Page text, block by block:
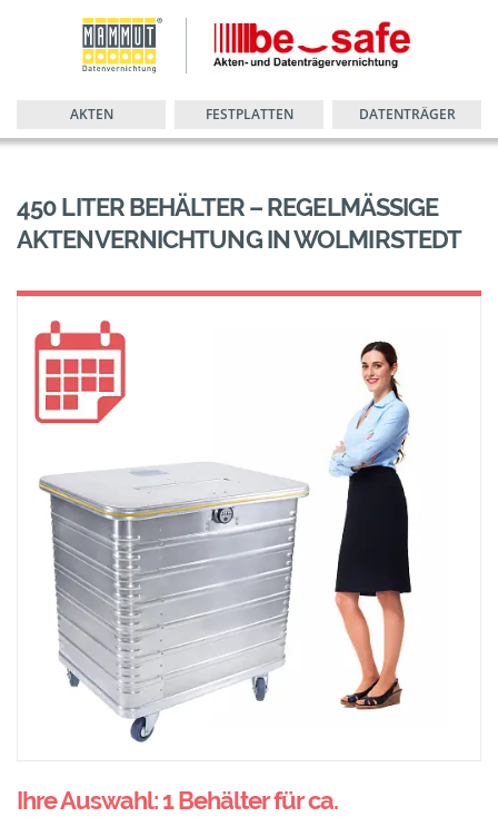
AKTEN FESTPLATTEN DATENTRÄGER
450 LITER BEHÄLTER – REGELMÄSSIGE A
KTENVERNICHTUNG IN WOLMIRSTEDT
Ihre Auswahl: 1 Behälter für ca.